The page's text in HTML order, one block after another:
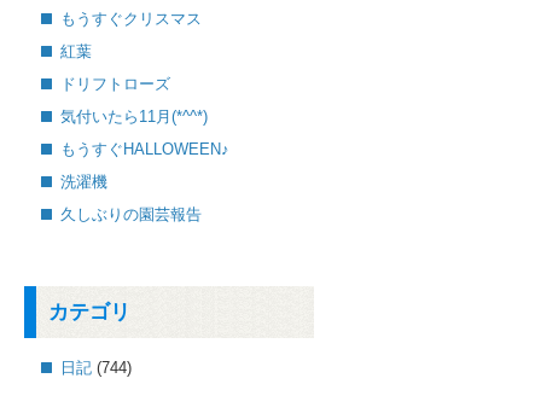
もうすぐクリスマス
紅葉
ドリフトローズ
気付いたら11月(*^^*)
もうすぐHALLOWEEN♪
洗濯機
久しぶりの園芸報告
カテゴリ
日記 (744)